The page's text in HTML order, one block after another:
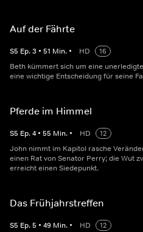
Auf der Fährte
S5 Ep.3 • 51 Min. • HD
16
Beth kümmert sich um eine
eine wichtige Entscheidung für seine
Pferde im Himmel
S5 Ep.4 • 55 Min. • HD
12
John nimmt im Kapitol rasche
einen Rat von Senator Perry; die Wut
erreicht einen Siedepunkt.
Das Frühjahrstreffen
S5 Ep.5 • 49 Min. • HD
12